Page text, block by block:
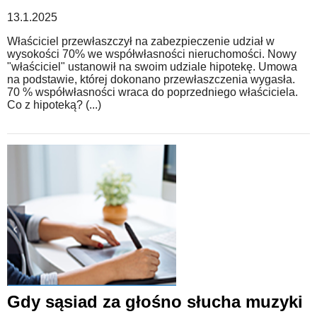
13.1.2025
Właściciel przewłaszczył na zabezpieczenie udział w
wysokości 70% we współwłasności nieruchomości. Nowy
"właściciel" ustanowił na swoim udziale hipotekę. Umowa
na podstawie, której dokonano przewłaszczenia wygasła.
70 % współwłasności wraca do poprzedniego właściciela.
Co z hipoteką? (...)
Gdy sąsiad za głośno słucha muzyki